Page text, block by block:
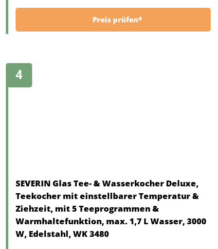
Preis prüfen*
SEVERIN Glas Tee- & Wasserkocher Deluxe,
Teekocher mit einstellbarer Temperatur &
Ziehzeit, mit 5 Teeprogrammen &
Warmhaltefunktion, max. 1,7 L Wasser, 3000
W, Edelstahl, WK 3480